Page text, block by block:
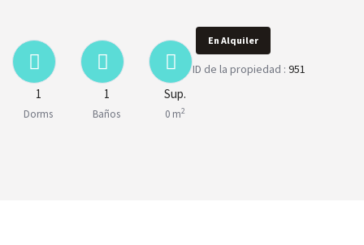
1
Dorms
1
Baños
Sup.
0 m2
En Alquiler
ID de la propiedad : 951